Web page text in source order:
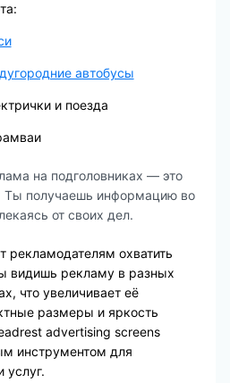
автобусы
и поезда
на подголовниках — это
Ты получаешь информацию во
от своих дел.
рекламодателям охватить
видишь рекламу в разных
что увеличивает её
размеры и яркость
advertising screens
инструментом для
услуг.